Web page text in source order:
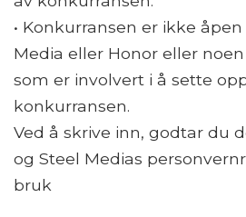
• Konkurransen er ikke
Media eller Honor eller
som er involvert i å sette
konkurransen.
Ved å skrive inn, godtar du
og Steel Medias
bruk